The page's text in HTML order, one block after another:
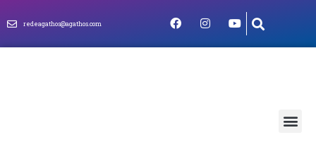
redeagathos@agathos.com